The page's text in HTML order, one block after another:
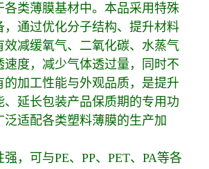
各类薄膜基材中。本品采用特殊
，通过优化分子结构、提升材料
效减缓氧气、二氧化碳、水蒸气
速度，减少气体透过量，同时不
的加工性能与外观品质，是提升
、延长包装产品保质期的专用功
泛适配各类塑料薄膜的生产加
，可与PE、PP、PET、PA等各